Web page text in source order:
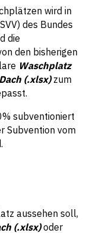
wird in
des Bundes
die
den bisherigen
Waschplatz
(.xlsx)zum
subventioniert
Subvention vom
aussehen soll,
(.xlsx) oder